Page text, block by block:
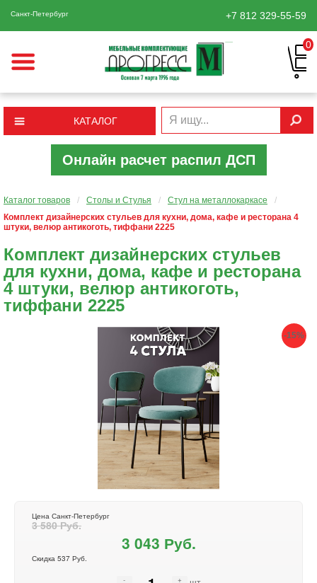
Санкт-Петербург +7 812 329-55-59
0
КАТАЛОГ
Онлайн расчет распил ДСП
Каталог товаров / Столы и Стулья / Cтул на металлокаркасе
/
Комплект дизайнерских стульев для кухни, дома, кафе и ресторана 4
штуки, велюр антикоготь, тиффани 2225
Комплект дизайнерских стульев
для кухни, дома, кафе и ресторана
4 штуки, велюр антикоготь,
тиффани 2225
-15%
Цена Санкт-Петербург
3 580 Руб.
3 043 Руб.
Скидка 537 Руб.